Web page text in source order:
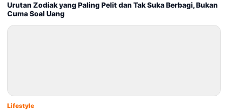
Urutan Zodiak yang Paling Pelit dan Tak Suka Berbagi, Bukan
Cuma Soal Uang
Lifestyle